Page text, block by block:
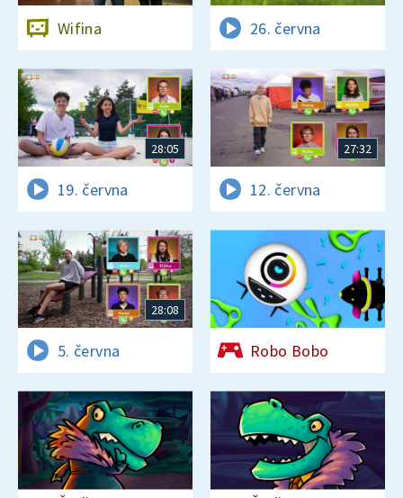
Wifina 26. června
28:05
19. června
27:32
12. června
28:08
5. června Robo Bobo